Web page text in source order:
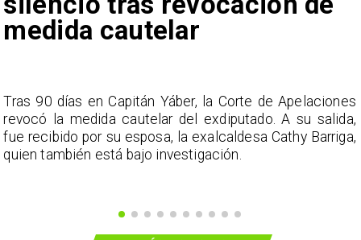
medida cautelar
Tras 90 días en Capitán Yáber, la Corte de Apelaciones
revocó la medida cautelar del exdiputado. A su salida,
fue recibido por su esposa, la exalcaldesa Cathy Barriga,
quien también está bajo investigación.